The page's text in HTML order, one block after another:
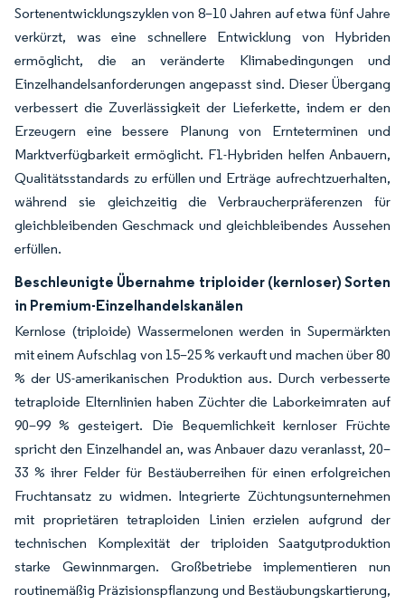
Sortenentwicklungszyklen von 8–10 Jahren auf etwa fünf Jahre
verkürzt, was eine schnellere Entwicklung von Hybriden
ermöglicht, die an veränderte Klimabedingungen und
Einzelhandelsanforderungen angepasst sind. Dieser Übergang
verbessert die Zuverlässigkeit der Lieferkette, indem er den
Erzeugern eine bessere Planung von Ernteterminen und
Marktverfügbarkeit ermöglicht. F1-Hybriden helfen Anbauern,
Qualitätsstandards zu erfüllen und Erträge aufrechtzuerhalten,
während sie gleichzeitig die Verbraucherpräferenzen für
gleichbleibenden Geschmack und gleichbleibendes Aussehen
erfüllen.
Beschleunigte Übernahme triploider (kernloser) Sorten
in Premium-Einzelhandelskanälen
Kernlose (triploide) Wassermelonen werden in Supermärkten
mit einem Aufschlag von 15–25 % verkauft und machen über 80
% der US-amerikanischen Produktion aus. Durch verbesserte
tetraploide Elternlinien haben Züchter die Laborkeimraten auf
90–99 % gesteigert. Die Bequemlichkeit kernloser Früchte
spricht den Einzelhandel an, was Anbauer dazu veranlasst, 20–
33 % ihrer Felder für Bestäuberreihen für einen erfolgreichen
Fruchtansatz zu widmen. Integrierte Züchtungsunternehmen
mit proprietären tetraploiden Linien erzielen aufgrund der
technischen Komplexität der triploiden Saatgutproduktion
starke Gewinnmargen. Großbetriebe implementieren nun
routinemäßig Präzisionspflanzung und Bestäubungskartierung,